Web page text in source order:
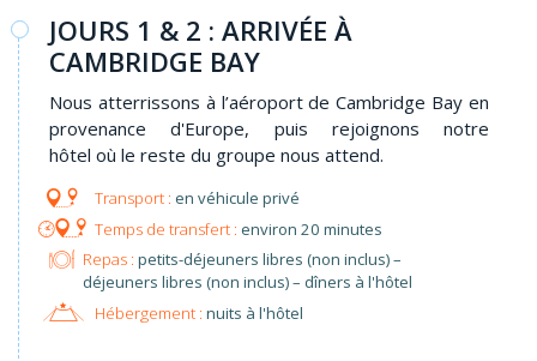
JOURS 1 & 2 : ARRIVÉE À
CAMBRIDGE BAY
Nous atterrissons à l’aéroport de Cambridge Bay en
provenance d'Europe, puis rejoignons notre
hôtel où le reste du groupe nous attend.
en véhicule privé
environ 20 minutes
Repas : petits-déjeuners libres (non inclus) –
déjeuners libres (non inclus) – dîners à l'hôtel
Hébergement : nuits à l'hôtel